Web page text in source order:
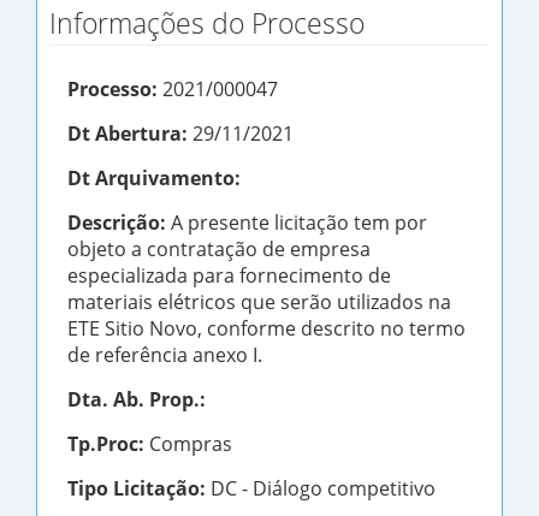
Informações do Processo
Processo: 2021/000047
Dt Abertura: 29/11/2021
Dt Arquivamento:
Descrição: A presente licitação tem por
objeto a contratação de empresa
especializada para fornecimento de
materiais elétricos que serão utilizados na
ETE Sitio Novo, conforme descrito no termo
de referência anexo I.
Dta. Ab. Prop.:
Tp.Proc: Compras
Tipo Licitação: DC - Diálogo competitivo